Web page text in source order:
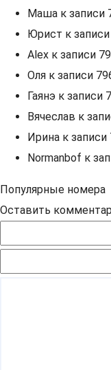
Маша к записи
Юрист к записи
Alex к записи
Оля к записи
Гаянэ к записи
Вячеслав к
Ирина к записи
Normanbof к
Популярные номера
Оставить